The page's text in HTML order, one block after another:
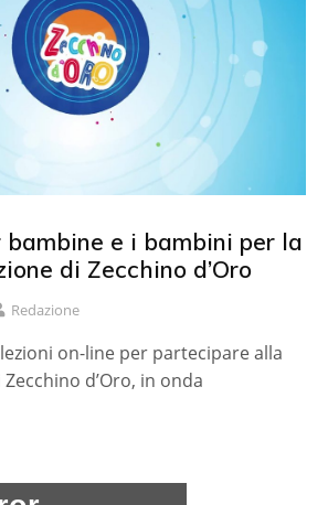
e i bambini per la
di Zecchino d’Oro
Redazione
on-line per partecipare alla
d’Oro, in onda